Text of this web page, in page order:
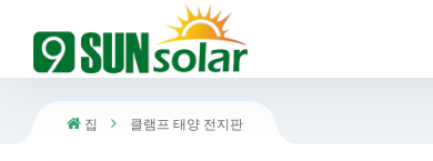
집 클램프 태양 전지판